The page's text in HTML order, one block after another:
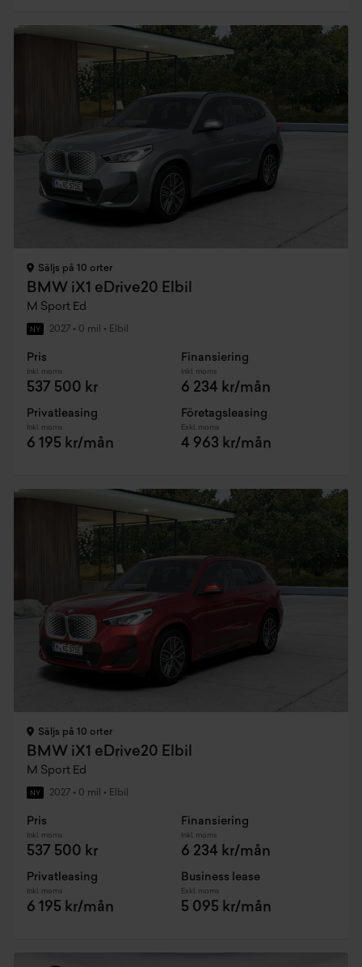
Säljs på 10 orter
BMW iX1 eDrive20 Elbil
M Sport Ed
NY 2027 • 0 mil • Elbil
Pris
Inkl. moms
537 500 kr
Finansiering
Inkl. moms
6 234 kr/mån
Privatleasing
Inkl. moms
6 195 kr/mån
Företagsleasing
Exkl. moms
4 963 kr/mån
Säljs på 10 orter
BMW iX1 eDrive20 Elbil
M Sport Ed
NY 2027 • 0 mil • Elbil
Pris
Inkl. moms
537 500 kr
Finansiering
Inkl. moms
6 234 kr/mån
Privatleasing
Inkl. moms
6 195 kr/mån
Business lease
Exkl. moms
5 095 kr/mån